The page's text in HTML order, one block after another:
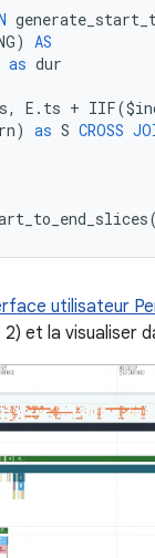
) AS
as dur
, E . ts + IIF($
) as S CROSS
(
utilisateur
et la visualiser